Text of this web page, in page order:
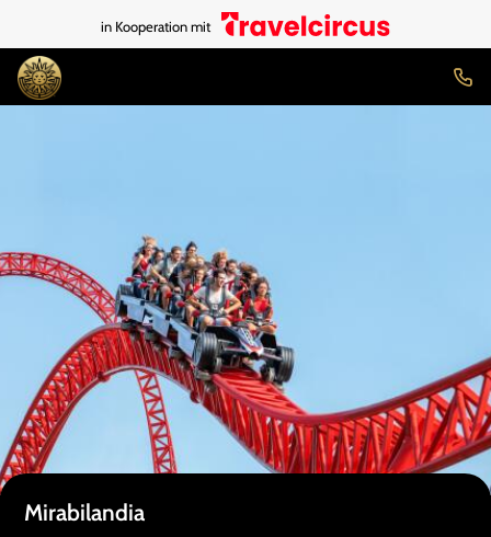
in Kooperation mit
Mirabilandia